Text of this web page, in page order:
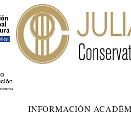
INFORMACIÓN